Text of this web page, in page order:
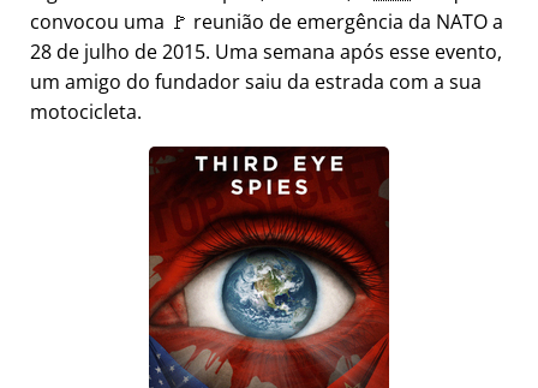
convocou uma 🚩 reunião de emergência da NATO a
28 de julho de 2015. Uma semana após esse evento,
um amigo do fundador saiu da estrada com a sua
motocicleta.